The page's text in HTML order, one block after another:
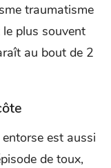
traumatisme
le plus souvent
au bout de 2
est aussi
de toux,